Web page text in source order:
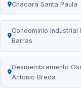
Chácara Santa Paula
Condomínio Industrial
Barras
Desmembramento
Antonio Breda